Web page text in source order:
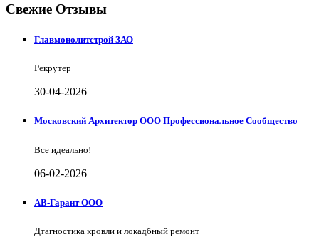
Свежие Отзывы
Главмонолитстрой ЗАО
Рекрутер
30-04-2026
Московский Архитектор ООО Профессиональное Сообщество
Все идеально!
06-02-2026
АВ-Гарант ООО
Дтагностика кровли и локадбный ремонт